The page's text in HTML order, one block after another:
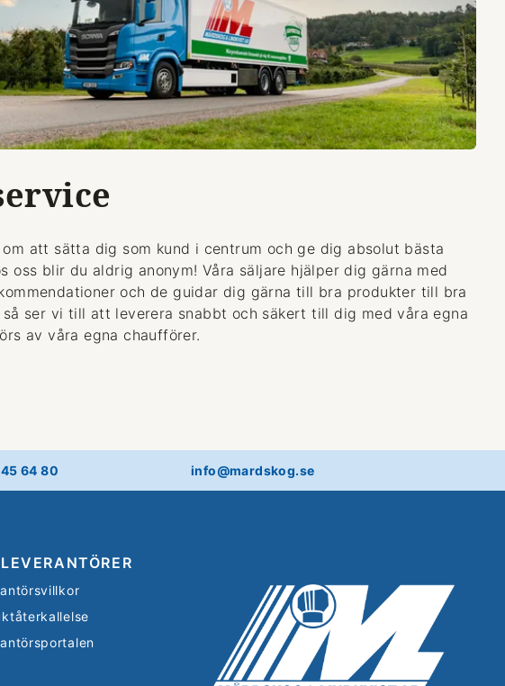
om att sätta dig som kund i centrum och ge dig absolut bästa
oss blir du aldrig anonym! Våra säljare hjälper dig gärna med
och de guidar dig gärna till bra produkter till bra
så ser vi till att leverera snabbt och säkert till dig med våra egna
av våra egna chaufförer.
64 80 info@mardskog.se